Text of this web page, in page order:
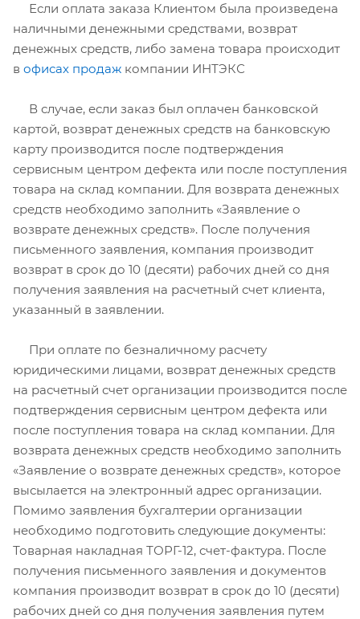
Если оплата заказа Клиентом была произведена
наличными денежными средствами, возврат
денежных средств, либо замена товара происходит
в офисах продаж компании ИНТЭКС
В случае, если заказ был оплачен банковской
картой, возврат денежных средств на банковскую
карту производится после подтверждения
сервисным центром дефекта или после поступления
товара на склад компании. Для возврата денежных
средств необходимо заполнить «Заявление о
возврате денежных средств». После получения
письменного заявления, компания производит
возврат в срок до 10 (десяти) рабочих дней со дня
получения заявления на расчетный счет клиента,
указанный в заявлении.
При оплате по безналичному расчету
юридическими лицами, возврат денежных средств
на расчетный счет организации производится после
подтверждения сервисным центром дефекта или
после поступления товара на склад компании. Для
возврата денежных средств необходимо заполнить
«Заявление о возврате денежных средств», которое
высылается на электронный адрес организации.
Помимо заявления бухгалтерии организации
необходимо подготовить следующие документы:
Товарная накладная ТОРГ-12, счет-фактура. После
получения письменного заявления и документов
компания производит возврат в срок до 10 (десяти)
рабочих дней со дня получения заявления путем